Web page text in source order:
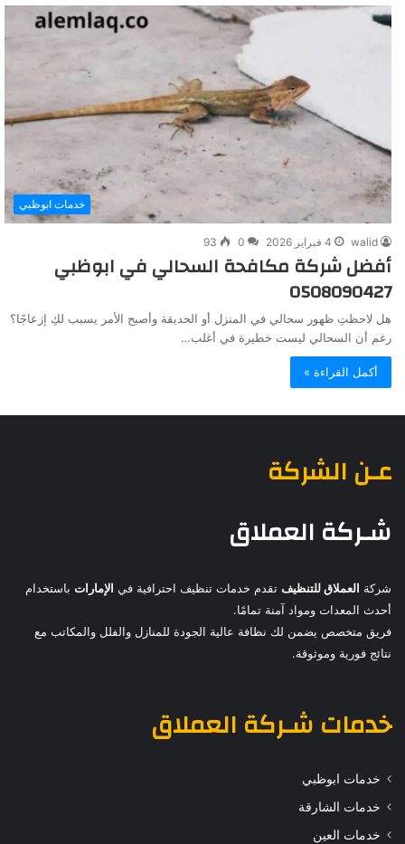
خدمات ابوظبي
walid 4 فبراير 2026 0
93
أفضل شركة مكافحة السحالي في ابوظبي
0508090427
هل لاحظتِ ظهور سحالي في المنزل أو الحديقة وأصبح الأمر يسبب لكِ إزعاجًا؟
رغم أن السحالي ليست خطيرة في أغلب…
أكمل القراءة »
عـن الشركة
شـركة العملاق
شركة العملاق للتنظيف تقدم خدمات تنظيف احترافية في الإمارات باستخدام
أحدث المعدات ومواد آمنة تمامًا.
فريق متخصص يضمن لك نظافة عالية الجودة للمنازل والفلل والمكاتب مع
نتائج فورية وموثوقة.
خدمات شـركة العملاق
خدمات ابوظبي
خدمات الشارقة
خدمات العين